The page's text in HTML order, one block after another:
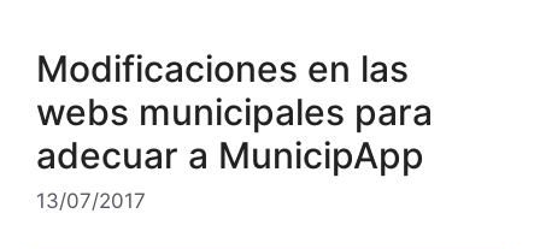
Modificaciones en las
webs municipales para
adecuar a MunicipApp
13/07/2017